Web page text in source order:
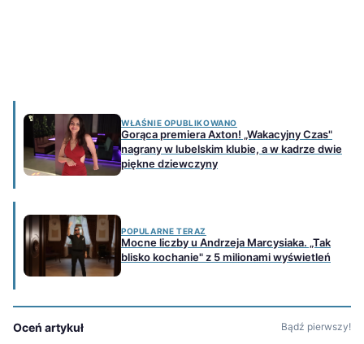
WŁAŚNIE OPUBLIKOWANO
Gorąca premiera Axton! „Wakacyjny Czas"
nagrany w lubelskim klubie, a w kadrze dwie
piękne dziewczyny
POPULARNE TERAZ
Mocne liczby u Andrzeja Marcysiaka. „Tak
blisko kochanie" z 5 milionami wyświetleń
Oceń artykuł Bądź pierwszy!